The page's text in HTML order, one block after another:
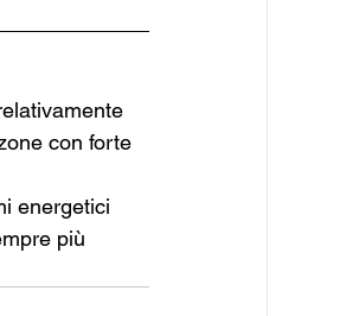
con forte
energetici
più